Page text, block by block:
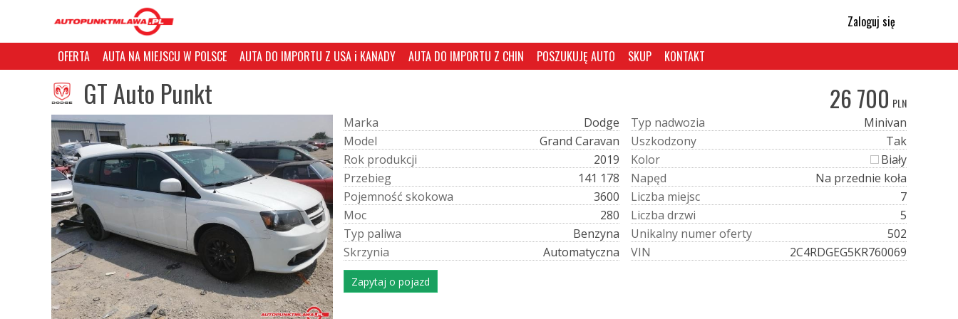
Zaloguj się
OFERTA AUTA NA MIEJSCU W POLSCE AUTA DO IMPORTU Z USA i KANADY AUTA DO IMPORTU Z CHIN POSZUKUJĘ AUTO SKUP KONTAKT
GT Auto Punkt 26 700 PLN
Marka
Dodge
Model
Grand Caravan
Rok produkcji
2019
Przebieg
141 178
Pojemność skokowa
3600
Moc
280
Typ paliwa
Benzyna
Skrzynia Automatyczna
Typ nadwozia
Minivan
Uszkodzony
Tak
Kolor
Biały
Napęd
Na przednie koła
Liczba miejsc
7
Liczba drzwi
5
Unikalny numeroferty
502
VIN 2C4RDGEG5KR760069
Zapytaj o pojazd